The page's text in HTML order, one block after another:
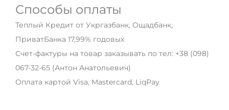
Способы оплаты
Теплый Кредит от Укргазбанк, Ощадбанк,
ПриватБанка 17,99% годовых
Счет-фактуры на товар заказывать по тел: +38 (098)
067-32-65 (Антон Анатольевич)
Оплата картой Visa, Mastercard, LiqPay